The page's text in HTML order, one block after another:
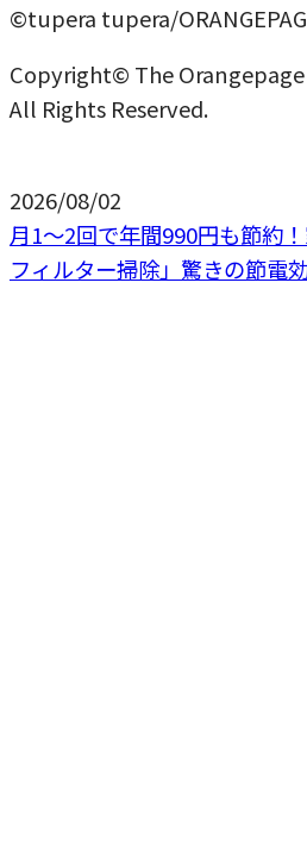
©tupera tupera/
Copyright© The
All Rights Reserved.
2026/08/02
月1〜2回で年間990円も節約
フィルター掃除」驚きの節電